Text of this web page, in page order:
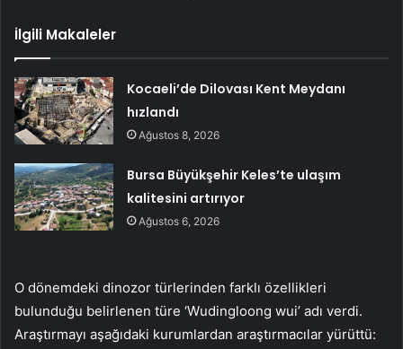
İlgili Makaleler
Kocaeli’de Dilovası Kent Meydanı
hızlandı
Ağustos 8, 2026
Bursa Büyükşehir Keles’te ulaşım
kalitesini artırıyor
Ağustos 6, 2026
O dönemdeki dinozor türlerinden farklı özellikleri
bulunduğu belirlenen türe ‘Wudingloong wui’ adı verdi.
Araştırmayı aşağıdaki kurumlardan araştırmacılar yürüttü: